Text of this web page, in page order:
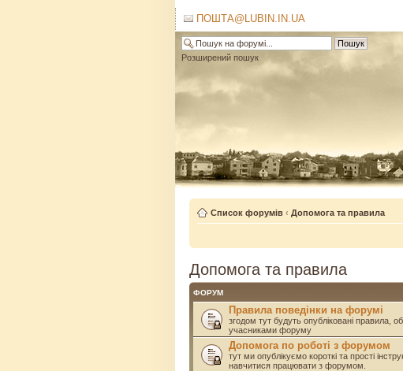
ПОШТА@LUBIN.IN.UA
Розширений пошук
Список форумів ‹ Допомога та правила
Допомога та правила
ФОРУМ
Правила поведінки на форумі
згодом тут будуть опубліковані правила,
учасниками форуму
Допомога по роботі з форумом
тут ми опублікуємо короткі та прості
навчитися працювати з форумом.